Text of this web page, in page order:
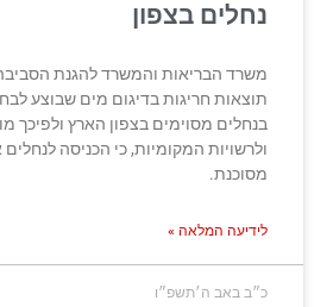
נחלים בצפון
משרד הבריאות והמשרד להגנת
תוצאות חריגות בדיגום מים שבוצע
בנחלים מסוימים בצפון הארץ ולפיכך
ולרשויות המקומיות, כי הכניסה
מסוכנת.
לידיעה המלאה »
כ״ב באב ה׳תשפ״ו